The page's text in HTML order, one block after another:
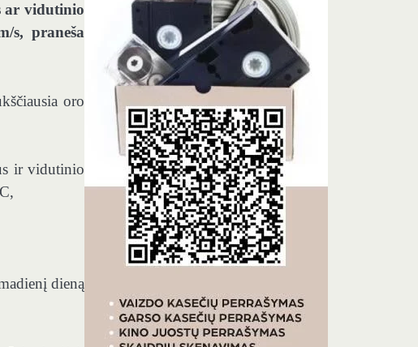
ar vidutinio
s, praneša
oro
ir vidutinio
dieną